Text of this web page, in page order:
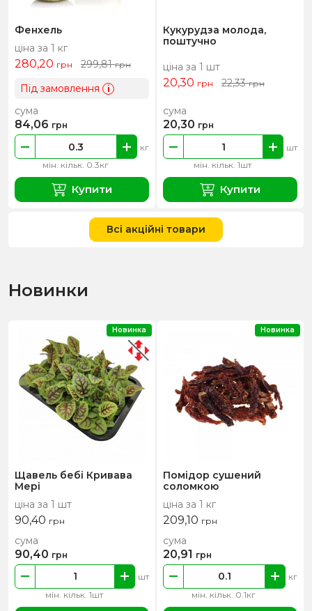
Фенхель
ціна за 1 кг
280,20 грн 299,81грн
Під замовлення i
мін. кільк. 0.3кг
кг
сума
84,06 грн
Купити
Кукурудза молода,
поштучно
ціна за 1 шт
20,30 грн 22,33грн
мін. кільк. 1шт
шт
сума
20,30 грн
Купити
Всі акційні товари
Новинки
Щавель бебі Кривава
Мері
ціна за 1 шт
90,40 грн
мін. кільк. 1шт
шт
сума
90,40 грн
Новинка
Помідор сушений
соломкою
ціна за 1 кг
209,10 грн
мін. кільк. 0.1кг
кг
сума
20,91 грн
Новинка